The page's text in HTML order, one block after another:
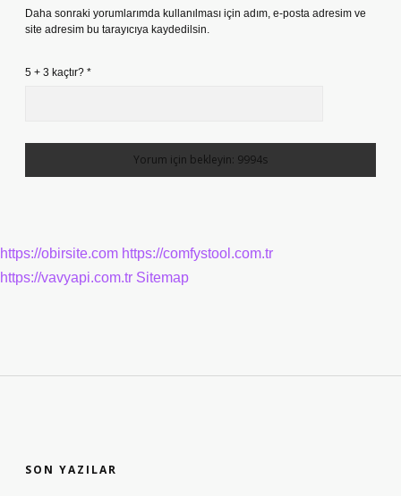
Daha sonraki yorumlarımda kullanılması için adım, e-posta adresim ve
site adresim bu tarayıcıya kaydedilsin.
5 + 3 kaçtır? *
https://obirsite.com https://comfystool.com.tr
https://vavyapi.com.tr Sitemap
SON YAZILAR